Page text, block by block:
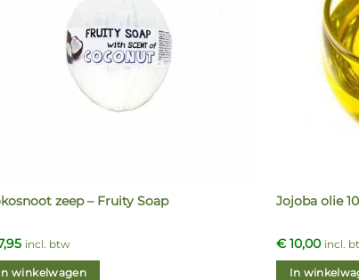
zeep – Fruity Soap
incl. btw
winkelwagen
Jojoba olie
€10,00 incl.
In